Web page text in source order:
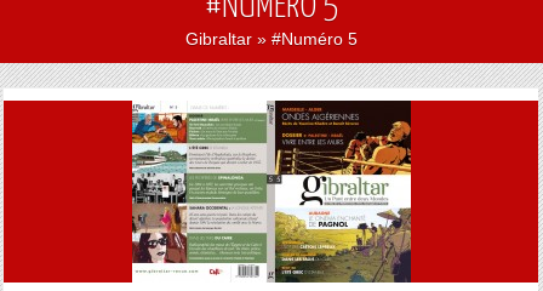
#NUMÉRO 5
Gibraltar » #Numéro 5